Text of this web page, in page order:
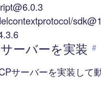
ーバーを実装 #
サーバーを実装して